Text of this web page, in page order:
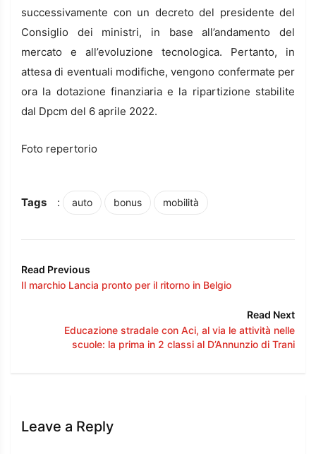
successivamente con un decreto del presidente del
Consiglio dei ministri, in base all’andamento del
mercato e all’evoluzione tecnologica. Pertanto, in
attesa di eventuali modifiche, vengono confermate per
ora la dotazione finanziaria e la ripartizione stabilite
dal Dpcm del 6 aprile 2022.
Foto repertorio
Tags : auto bonus mobilità
Read Previous
Il marchio Lancia pronto per il ritorno in Belgio
Read Next
Educazione stradale con Aci, al via le attività nelle
scuole: la prima in 2 classi al D’Annunzio di Trani
Leave a Reply